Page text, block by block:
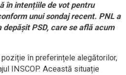
în intențiile de vot pentru
unui sondaj recent. PNL a
PSD, care se află acum
în preferințele alegătorilor,
INSCOP. Această situație